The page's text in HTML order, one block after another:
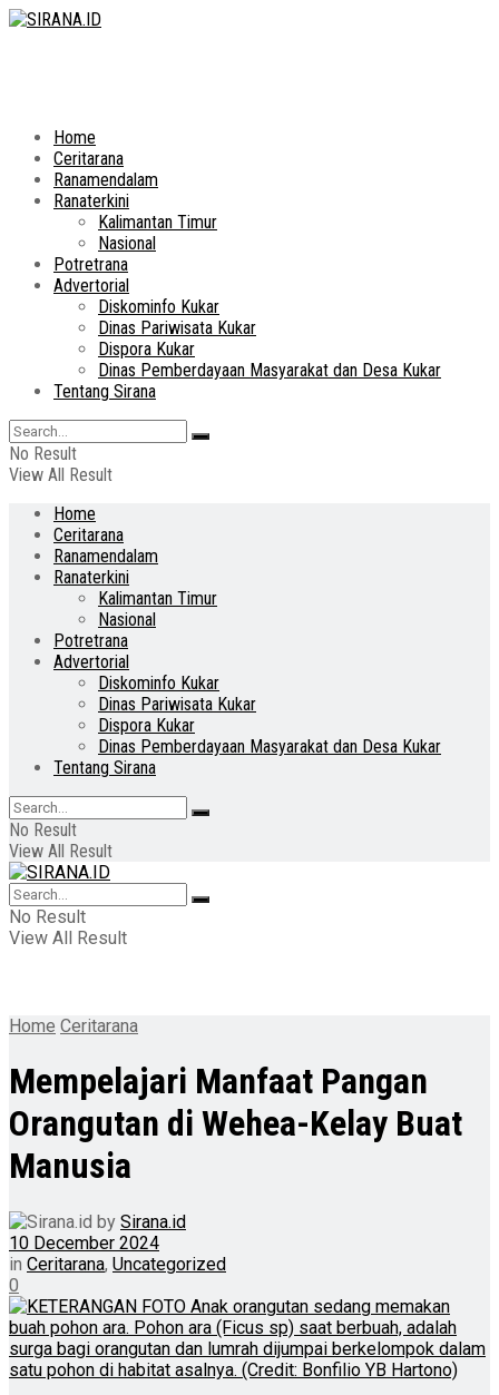
Home
Ceritarana
Ranamendalam
Ranaterkini
Kalimantan Timur
Nasional
Potretrana
Advertorial
Diskominfo Kukar
Dinas Pariwisata Kukar
Dispora Kukar
Dinas Pemberdayaan Masyarakat dan Desa Kukar
Tentang Sirana
No Result
View All Result
Home
Ceritarana
Ranamendalam
Ranaterkini
Kalimantan Timur
Nasional
Potretrana
Advertorial
Diskominfo Kukar
Dinas Pariwisata Kukar
Dispora Kukar
Dinas Pemberdayaan Masyarakat dan Desa Kukar
Tentang Sirana
No Result
View All Result
No Result
View All Result
Home Ceritarana
Mempelajari Manfaat Pangan
Orangutan di Wehea-Kelay Buat
Manusia
by Sirana.id
10 December 2024
in Ceritarana, Uncategorized
0